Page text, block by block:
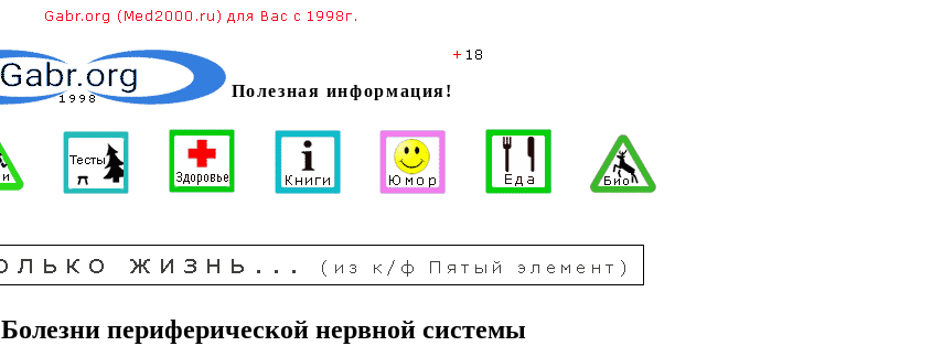
Полезная информация!
Болезни периферической нервной системы